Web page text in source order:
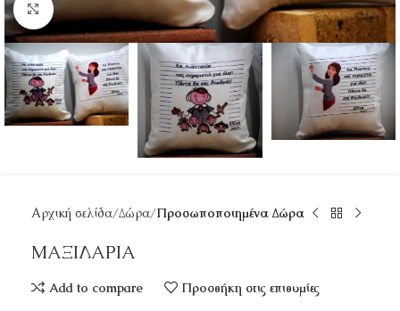
Κάντε κλικ για μεγέθυνση
Αρχική σελίδα Δώρα Προσωποποιημένα Δώρα
ΜΑΞΙΛΑΡΙΑ
Add to compare Προσθήκη στις επιθυμίες